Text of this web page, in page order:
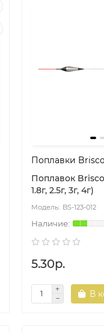
Поплавки
Поплавок
1.8г, 2.5г, 3г, 4г)
BS-123-012
5.30р.
В